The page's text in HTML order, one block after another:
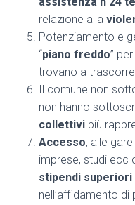
relazione alla
Potenziamento e
“piano freddo”
trovano a
Il comune non
non hanno
collettivi più
Accesso, alle
imprese, studi ecc
stipendi
nell’affidamento